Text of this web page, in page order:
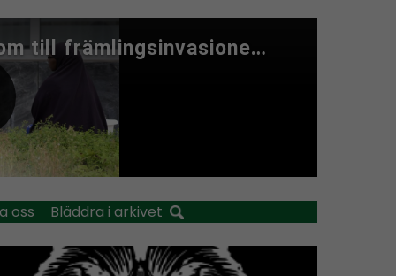
oss Bläddra i arkivet